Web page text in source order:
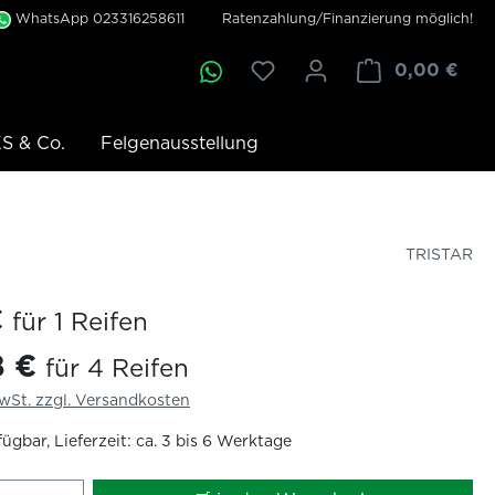
WhatsApp 023316258611 Ratenzahlung/Finanzierung möglich!
0,00 €
& Co. Felgenausstellung
TRISTAR
für 1 Reifen
€ für 4 Reifen
zzgl. Versandkosten
Lieferzeit: ca. 3 bis 6 Werktage